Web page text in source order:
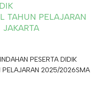
TAHUN PELAJARAN
PESERTA DIDIK
PELAJARAN 2025/2026SMA